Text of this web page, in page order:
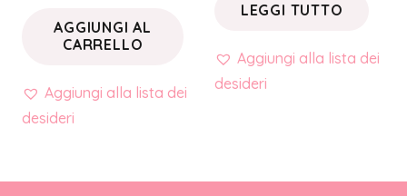
AGGIUNGI AL
CARRELLO
Aggiungi alla lista dei
desideri
LEGGI TUTTO
Aggiungi alla lista dei
desideri